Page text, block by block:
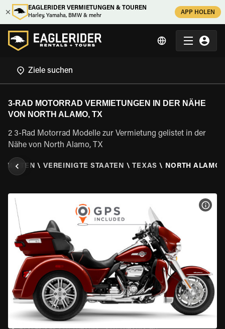
EAGLERIDER VERMIETUNGEN & TOUREN
Harley, Yamaha, BMW & mehr
APP HOLEN
3-RAD MOTORRAD VERMIETUNGEN IN DER NÄHE
VON NORTH ALAMO, TX
2 3-Rad Motorrad Modelle zur Vermietung gelistet in der
Nähe von North Alamo, TX
MIETEN \ VEREINIGTE STAATEN \ TEXAS \ NORTH ALAMO,